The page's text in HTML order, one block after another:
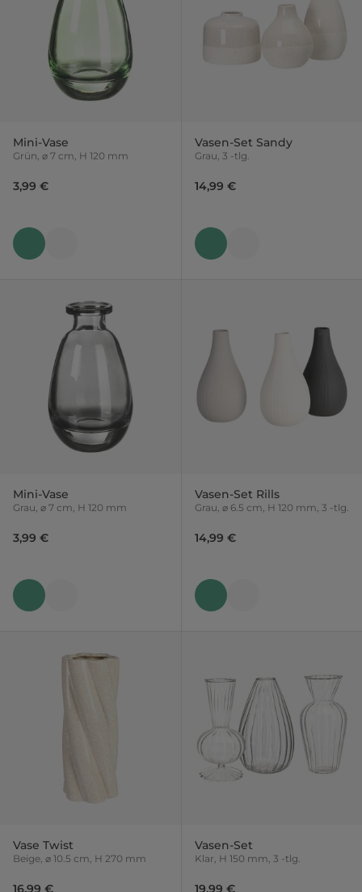
Mini-Vase
Grün, ⌀ 7 cm, H 120 mm
3,99 €
Vasen-Set Sandy
Grau, 3 -tlg.
14,99 €
Mini-Vase
Grau, ⌀ 7 cm, H 120 mm
3,99 €
Vasen-Set Rills
Grau, ⌀ 6.5 cm, H 120 mm, 3 -tlg.
14,99 €
Vase Twist
Beige, ⌀ 10.5 cm, H 270 mm
16,99 €
Vasen-Set
Klar, H 150 mm, 3 -tlg.
19,99 €